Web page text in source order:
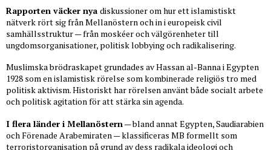
Rapporten väcker nya diskussioner om hur ett islamistiskt
nätverk rört sig från Mellanöstern och in i europeisk civil
samhällsstruktur — från moskéer och välgörenheter till
ungdomsorganisationer, politisk lobbying och radikalisering.
Muslimska brödraskapet grundades av Hassan al-Banna i Egypten
1928 som en islamistisk rörelse som kombinerade religiös tro med
politisk aktivism. Historiskt har rörelsen använt både socialt arbete
och politisk agitation för att stärka sin agenda.
I flera länder i Mellanöstern— bland annat Egypten, Saudiarabien
och Förenade Arabemiraten — klassificeras MB formellt som
terroristorganisation på grund av dess radikala ideologi och